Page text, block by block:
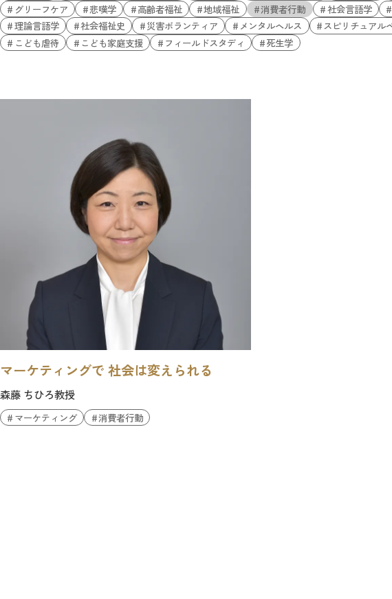
グリーフケア
悲嘆学 高齢者福祉 地域福祉 消費者行動 社会言語学
理論言語学
社会福祉史 災害ボランティア メンタルヘルス スピリチュアル
こども虐待
こども家庭支援 フィールドスタディ 死生学
マーケティングで 社会は変えられる
森藤 ちひろ教授
マーケティング 消費者行動